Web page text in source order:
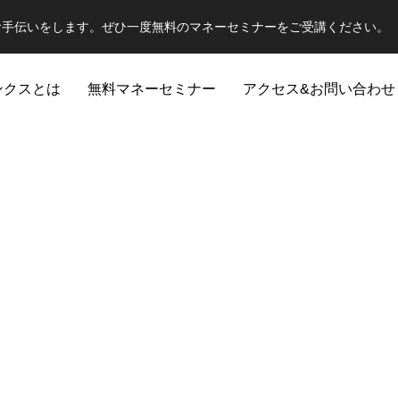
伝いをします。ぜひ一度無料のマネーセミナーをご受講ください。
スとは 無料マネーセミナー アクセス&お問い合わせ